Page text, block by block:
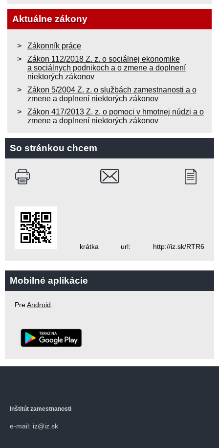
Aktuálne zákony
Zákonník práce
Zákon 112/2018 Z. z. o sociálnej ekonomike
a sociálnych podnikoch a o zmene a doplnení
niektorých zákonov
Zákon 5/2004 Z. z. o službách zamestnanosti a o
zmene a doplnení niektorých zákonov
Zákon 417/2013 Z. z. o pomoci v hmotnej núdzi a o
zmene a doplnení niektorých zákonov
So stránkou chcem
krátka url: http://iz.sk/RTR6
Mobilné aplikácie
PreAndroid
Inštitút zamestnanosti
e-mail: iz@iz.sk